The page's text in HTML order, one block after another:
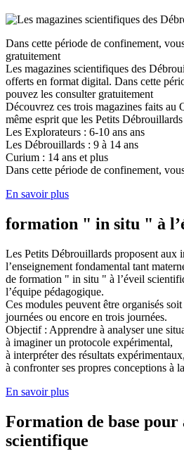
Dans cette période de confinement,
gratuitement
Les magazines scientifiques des
offerts en format digital. Dans cette
pouvez les consulter gratuitement
Découvrez ces trois magazines faits au
même esprit que les Petits
Les Explorateurs : 6-10 ans ans
Les Débrouillards : 9 à 14 ans
Curium : 14 ans et plus
Dans cette période de confinement,
En savoir plus
formation " in situ " à
Les Petits Débrouillards proposent aux
l’enseignement fondamental tant
de formation " in situ " à l’éveil
l’équipe pédagogique.
Ces modules peuvent être organisés
journées ou encore en trois journées.
Objectif : Apprendre à analyser une
à imaginer un protocole expérimental,
à interpréter des résultats expérimentaux,
à confronter ses propres conceptions à
En savoir plus
Formation de base
scientifique